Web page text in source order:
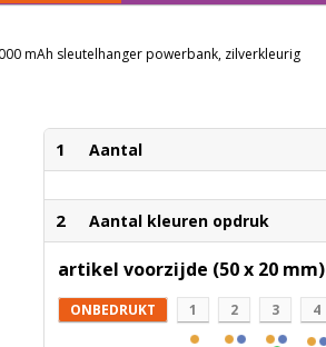
mAh sleutelhanger powerbank, zilverkleurig
1 Aantal
2 Aantal kleuren opdruk
artikel voorzijde (50 x 20 mm)
ONBEDRUKT 1 2 3 4